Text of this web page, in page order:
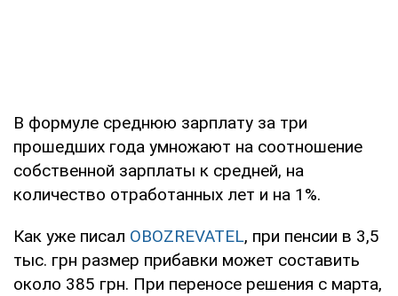
В формуле среднюю зарплату за три
прошедших года умножают на соотношение
собственной зарплаты к средней, на
количество отработанных лет и на 1%.
Как уже писал OBOZREVATEL, при пенсии в 3,5
тыс. грн размер прибавки может составить
около 385 грн. При переносе решения с марта,